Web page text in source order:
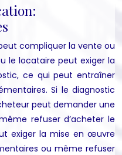
compliquer la vente ou
le locataire peut exiger la
ce qui peut entraîner
Si le diagnostic
peut demander une
refuser d’acheter le
exiger la mise en œuvre
ou même refuser